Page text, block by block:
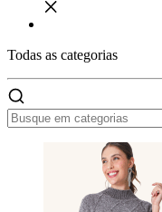
Todas as categorias